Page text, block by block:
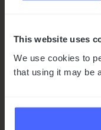
This website uses
We use cookies to
that using it may be
Vasco
hoogste
Red Dot